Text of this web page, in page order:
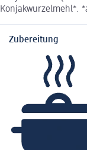
Konjakwurzelmehl*.
Zubereitung